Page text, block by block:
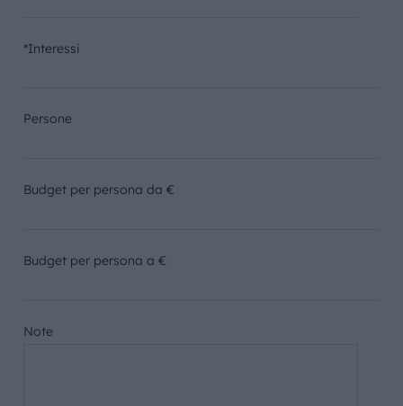
*Interessi
Persone
Budget per persona da €
Budget per persona a €
Note